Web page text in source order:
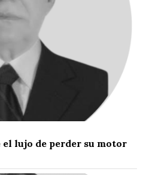
el lujo de perder su motor